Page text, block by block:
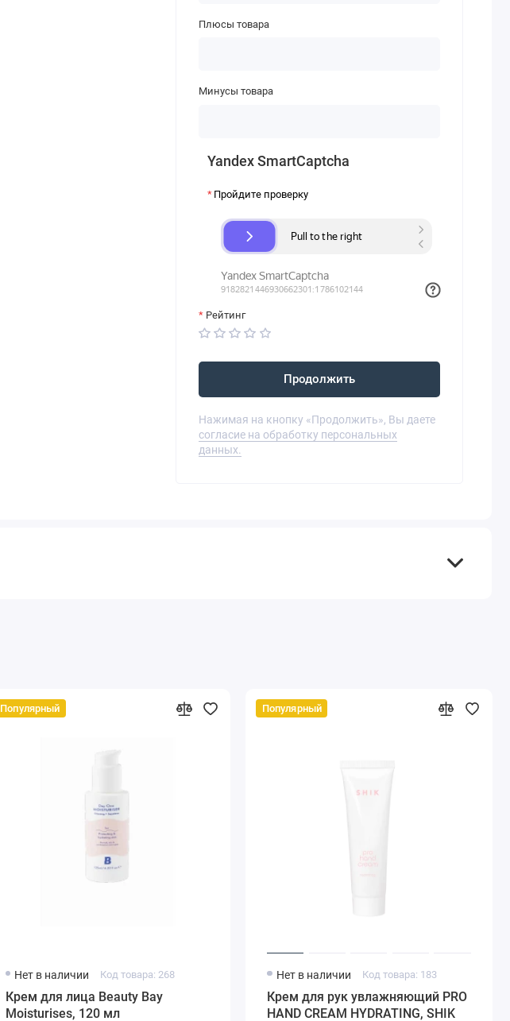
Плюсы товара
Минусы товара
Yandex SmartCaptcha
Пройдите проверку
Рейтинг
Продолжить
Нажимая на кнопку «Продолжить», Вы даете
согласие на обработку персональных
данных.
Популярный
Нет в наличии Код товара: 268
Крем для лица Beauty Bay
Moisturises, 120 мл
Популярный
Нет в наличии Код товара: 183
Крем для рук увлажняющий PRO
HAND CREAM HYDRATING, SHIK